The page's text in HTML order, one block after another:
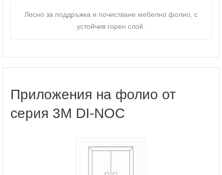
Лесно за поддръжка и почистване мебелно фолио, с
устойчив горен слой.
Приложения на фолио от
серия 3M DI-NOC